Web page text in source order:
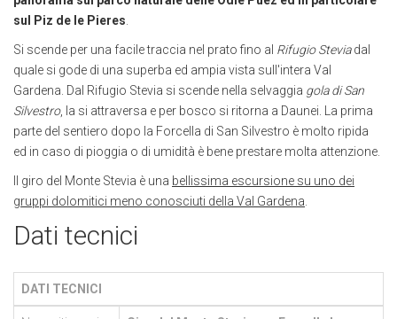
sul Piz de le Pieres
Si scende per una facile traccia nel prato fino al Rifugio Steviadal
quale si gode di una superba ed ampia vista sull'intera Val
Gardena. Dal Rifugio Stevia si scende nella selvaggia gola di San
Silvestro, la si attraversa e per bosco si ritorna a Daunei. La prima
parte del sentiero dopo la Forcella di San Silvestro è molto ripida
ed in caso di pioggia o di umidità è bene prestare molta attenzione.
Il giro del Monte Stevia è una bellissima escursione su uno dei
gruppi dolomitici meno conosciuti della Val Gardena
Dati tecnici
DATI TECNICI